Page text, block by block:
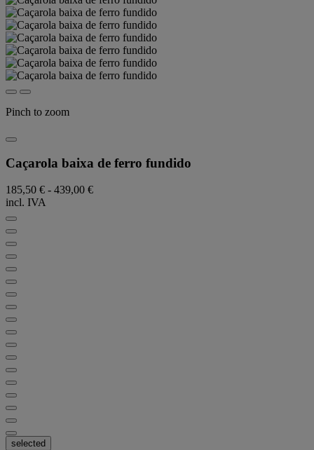
Pinch to zoom
Caçarola baixa de ferro fundido
185,50 € - 439,00 €
incl. IVA
selected